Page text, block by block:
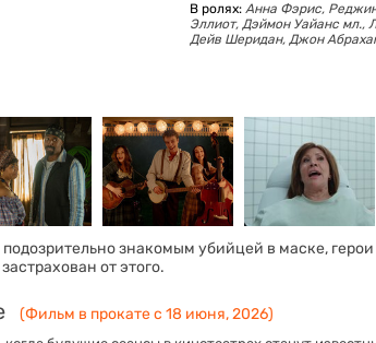
В ролях: Анна Фэрис,
Эллиот, Дэймон Уайанс мл.,
Дейв Шеридан, Джон
подозрительно знакомым убийцей в маске,
от этого.
(Фильм в прокате с 18 июня, 2026)